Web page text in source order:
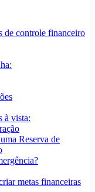
de controle financeiro
à vista:
Reserva de
metas financeiras